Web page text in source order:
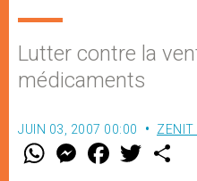
Lutter contre la
médicaments
JUIN 03, 2007 00:00 ZENIT
W M
e
F
a w